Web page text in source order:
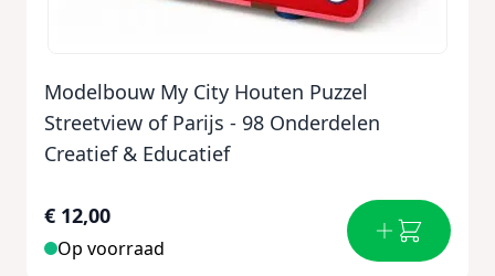
Modelbouw My City Houten Puzzel
Streetview of Parijs - 98 Onderdelen
Creatief & Educatief
€ 12,00
Op voorraad